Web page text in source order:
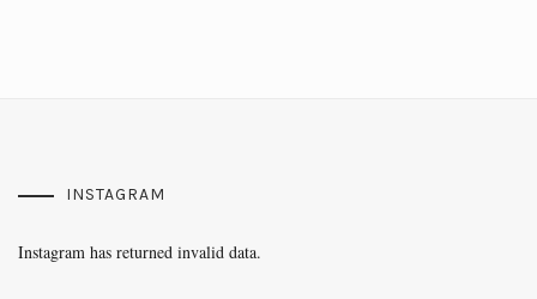
INSTAGRAM
Instagram has returned invalid data.